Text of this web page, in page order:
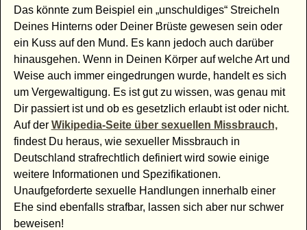
Das könnte zum Beispiel ein „unschuldiges“ Streicheln
Deines Hinterns oder Deiner Brüste gewesen sein oder
ein Kuss auf den Mund. Es kann jedoch auch darüber
hinausgehen. Wenn in Deinen Körper auf welche Art und
Weise auch immer eingedrungen wurde, handelt es sich
um Vergewaltigung. Es ist gut zu wissen, was genau mit
Dir passiert ist und ob es gesetzlich erlaubt ist oder nicht.
Auf der Wikipedia-Seite über sexuellen Missbrauch,
findest Du heraus, wie sexueller Missbrauch in
Deutschland strafrechtlich definiert wird sowie einige
weitere Informationen und Spezifikationen.
Unaufgeforderte sexuelle Handlungen innerhalb einer
Ehe sind ebenfalls strafbar, lassen sich aber nur schwer
beweisen!